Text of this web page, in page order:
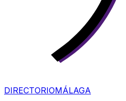
DIRECTORIOMÁLAGA